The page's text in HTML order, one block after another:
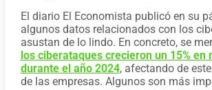
El diario El Economista publicó en su
algunos datos relacionados con los
asustan de lo lindo. En concreto, se
los ciberataques crecieron un 15% en
durante el año 2024, afectando de
de las empresas. Algunos son más